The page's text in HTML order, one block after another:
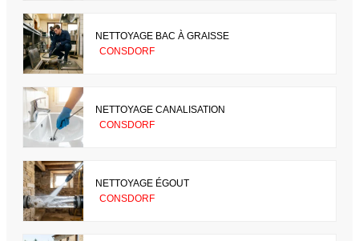
NETTOYAGE BAC À GRAISSE
CONSDORF
NETTOYAGE CANALISATION
CONSDORF
NETTOYAGE ÉGOUT
CONSDORF